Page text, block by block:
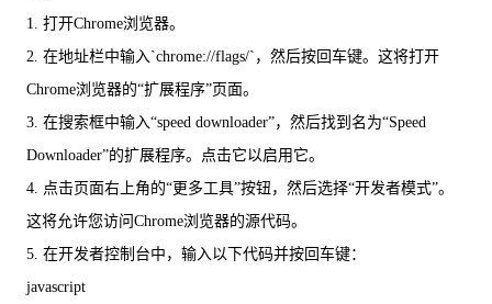
1. 打开Chrome浏览器。
2. 在地址栏中输入`chrome://flags/`，然后按回车键。这将打开
Chrome浏览器的“扩展程序”页面。
3. 在搜索框中输入“speed downloader”，然后找到名为“Speed
Downloader”的扩展程序。点击它以启用它。
4. 点击页面右上角的“更多工具”按钮，然后选择“开发者模式”。
这将允许您访问Chrome浏览器的源代码。
5. 在开发者控制台中，输入以下代码并按回车键：
javascript